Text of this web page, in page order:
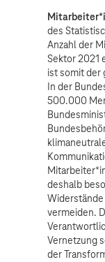
des
Anzahl der
Sektor 2021
ist somit der
In der
500.000
deshalb
vermeiden.
Vernetzung
der